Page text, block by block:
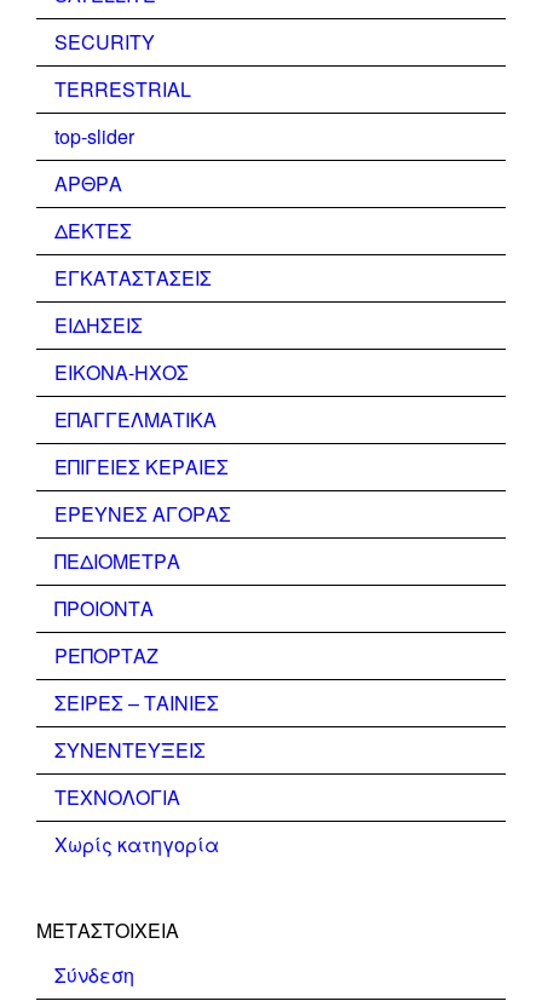
SECURITY
TERRESTRIAL
top-slider
ΑΡΘΡΑ
ΔΕΚΤΕΣ
ΕΓΚΑΤΑΣΤΑΣΕΙΣ
ΕΙΔΗΣΕΙΣ
ΕΙΚΟΝΑ-ΗΧΟΣ
ΕΠΑΓΓΕΛΜΑΤΙΚΑ
ΕΠΙΓΕΙΕΣ ΚΕΡΑΙΕΣ
ΕΡΕΥΝΕΣ ΑΓΟΡΑΣ
ΠΕΔΙΟΜΕΤΡΑ
ΠΡΟΙΟΝΤΑ
ΡΕΠΟΡΤΑΖ
ΣΕΙΡΕΣ – ΤΑΙΝΙΕΣ
ΣΥΝΕΝΤΕΥΞΕΙΣ
ΤΕΧΝΟΛΟΓΙΑ
Χωρίς κατηγορία
ΜΕΤΑΣΤΟΙΧΕΊΑ
Σύνδεση